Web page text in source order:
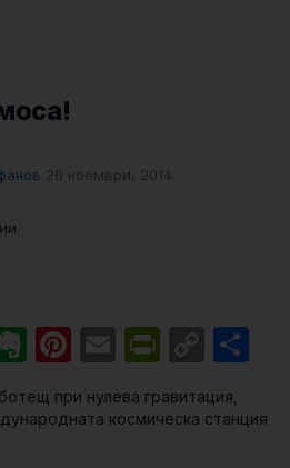
26 ноември, 2014
Evernote
Pinterest
Email
при нулева гравитация,
космическа станция